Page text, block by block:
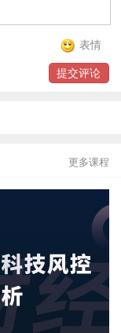
金融服务和交
银行原有主流标
不断的“网点消失
平下滑，行业竞
道资源，逐渐从
台业务量的不
本，使得银行物
网点减少自然
表情
提交评论
更多课程